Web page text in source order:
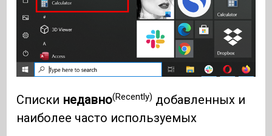
Списки недавно(Recently) добавленных и
наиболее часто используемых